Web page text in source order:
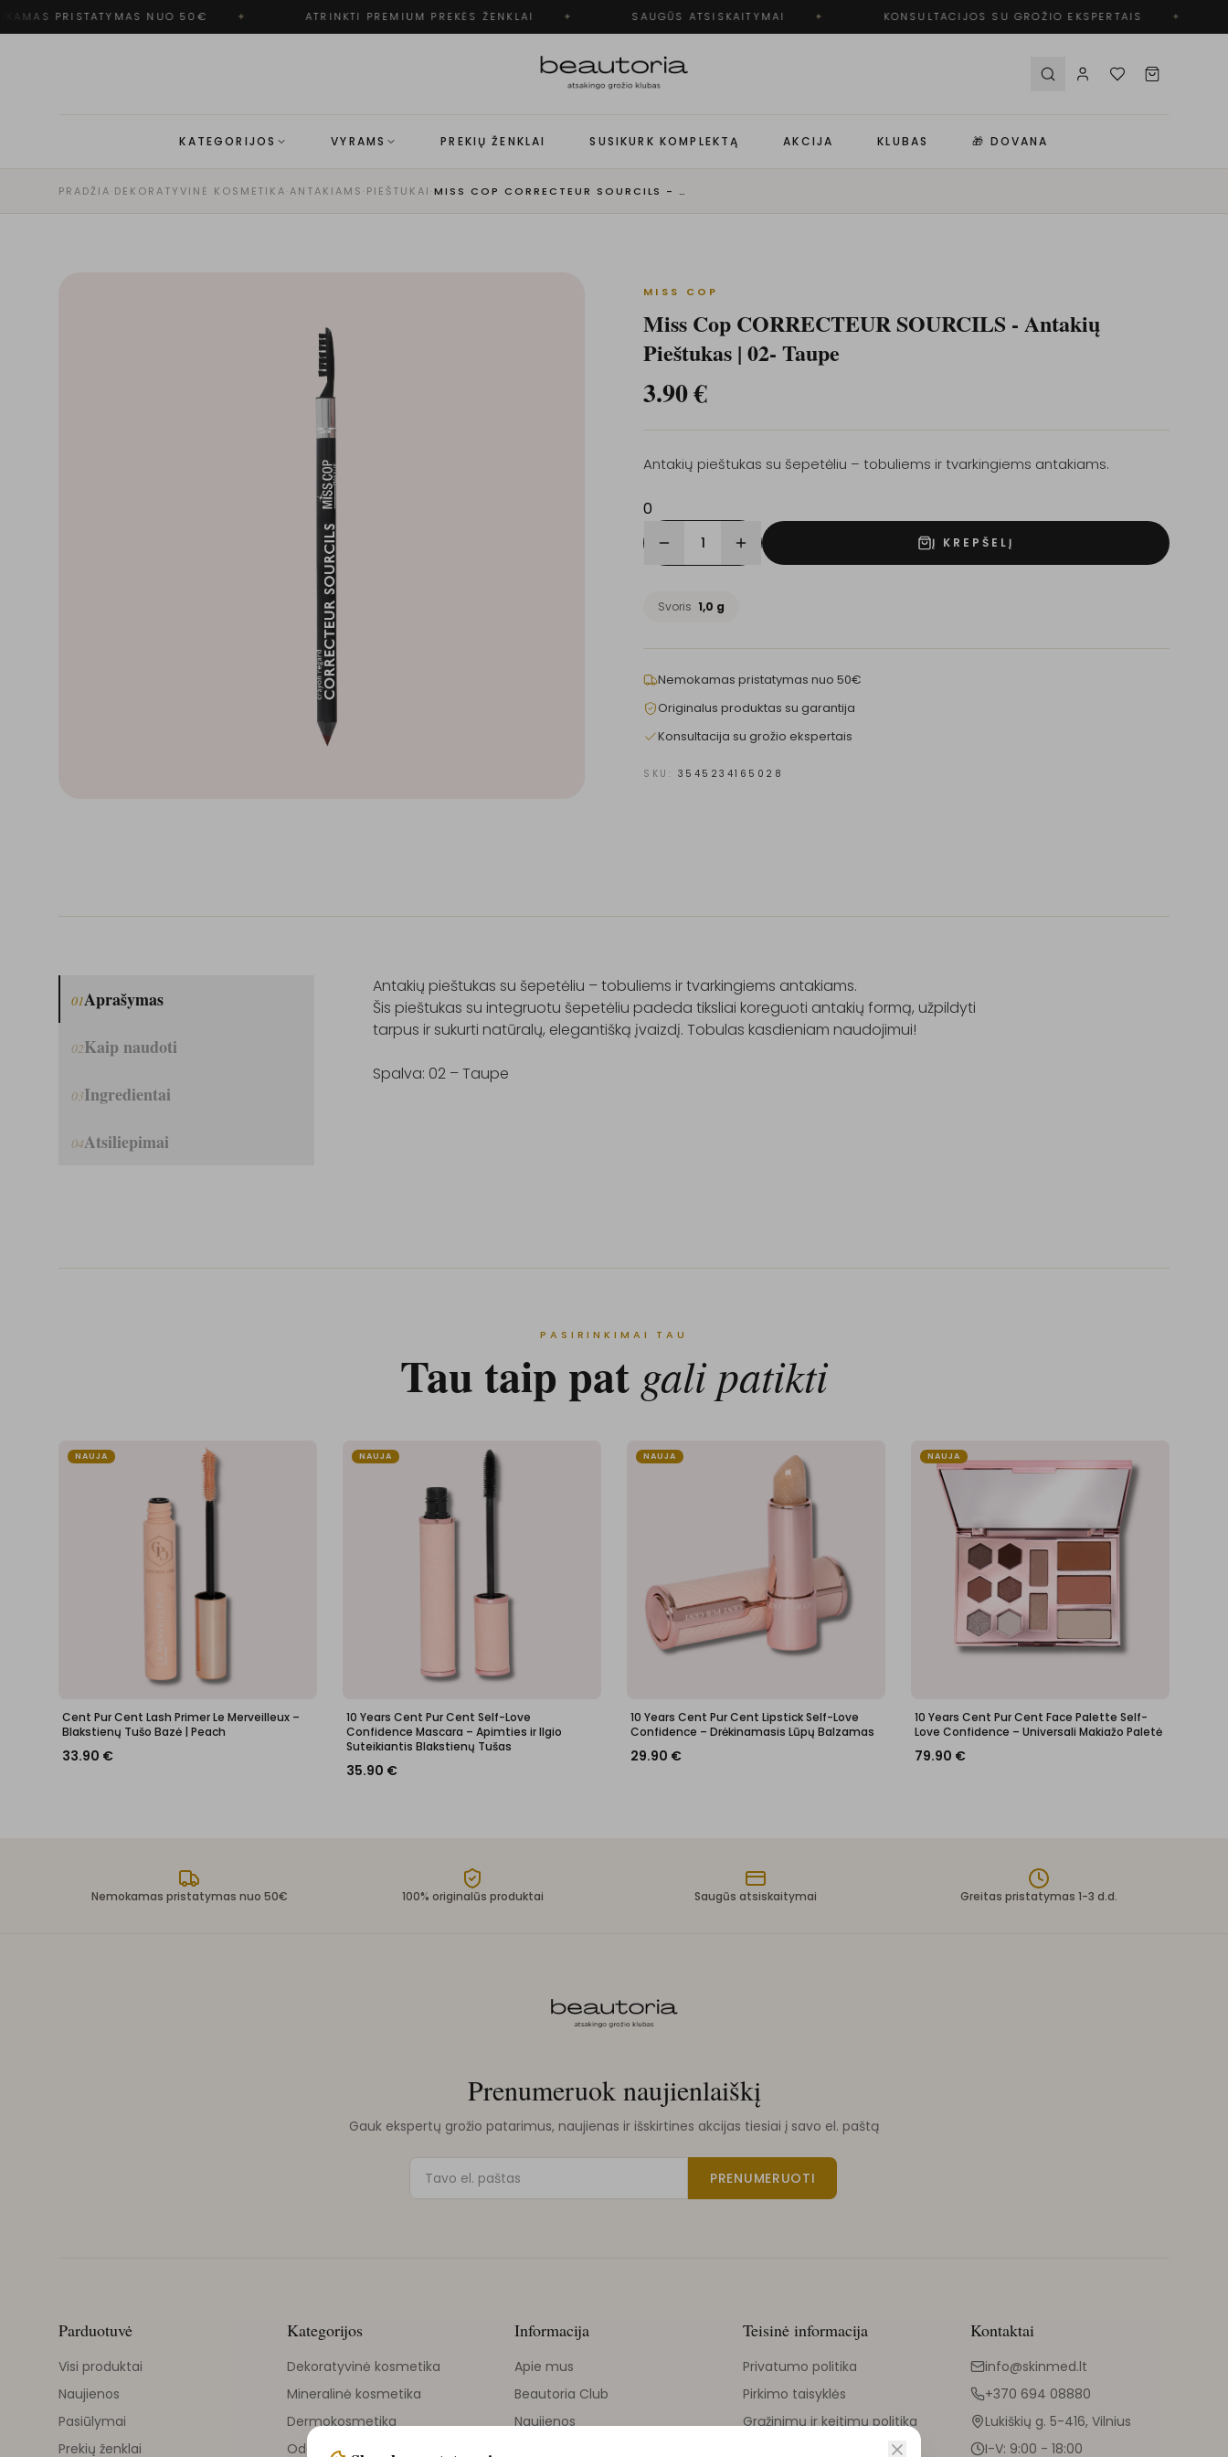
PRISTATYMAS NUO 50€ ATRINKTI PREMIUM PREKĖS ŽENKLAI SAUGŪS ATSISKAITYMAI KONSULTACIJOS SU GROŽIO EKSPERTAIS
KATEGORIJOS VYRAMS PREKIŲ ŽENKLAI SUSIKURK KOMPLEKTĄ AKCIJA KLUBAS 🎁 DOVANA
PRADŽIA·DEKORATYVINĖ KOSMETIKA·ANTAKIAMS ·PIEŠTUKAI · MISS COP CORRECTEUR SOURCILS - ANTAKIŲ PIEŠTUKAS | 02- TAUPE
MISS COP
Miss Cop CORRECTEUR SOURCILS - Antakių
Pieštukas | 02- Taupe
3.90€
Antakių pieštukas su šepetėliu – tobuliems ir tvarkingiems antakiams.
0
1 Į KREPŠELĮ
Svoris 1,0 g
Nemokamas pristatymas nuo 50€
Originalus produktas su garantija
Konsultacija su grožio ekspertais
SKU: 3545234165028
01Aprašymas
02Kaip naudoti
03Ingredientai
04Atsiliepimai
Antakių pieštukas su šepetėliu – tobuliems ir tvarkingiems antakiams.
Šis pieštukas su integruotu šepetėliu padeda tiksliai koreguoti antakių formą, užpildyti
tarpus ir sukurti natūralų, elegantišką įvaizdį. Tobulas kasdieniam naudojimui!
Spalva: 02 – Taupe
PASIRINKIMAI TAU
Tau taip pat gali patikti
NAUJA
Cent Pur Cent Lash Primer Le Merveilleux –
Blakstienų Tušo Bazė | Peach
33.90 €
NAUJA
10 Years Cent Pur Cent Self-Love
Confidence Mascara – Apimties ir Ilgio
Suteikiantis Blakstienų Tušas
35.90 €
NAUJA
10 Years Cent Pur Cent Lipstick Self-Love
Confidence – Drėkinamasis Lūpų Balzamas
29.90 €
NAUJA
10 Years Cent Pur Cent Face Palette Self-
Love Confidence – Universali Makiažo Paletė
79.90 €
Nemokamas pristatymas nuo 50€ 100% originalūs produktai Saugūs atsiskaitymai Greitas pristatymas 1-3 d.d.
Prenumeruok naujienlaiškį
Gauk ekspertų grožio patarimus, naujienas ir išskirtines akcijas tiesiai į savo el. paštą
PRENUMERUOTI
Parduotuvė
Visi produktai
Naujienos
Pasiūlymai
Prekių ženklai
Kategorijos
Dekoratyvinė kosmetika
Mineralinė kosmetika
Dermokosmetika
Odos priežiūra
Informacija
Apie mus
Beautoria Club
Naujienos
Teisinė informacija
Privatumo politika
Pirkimo taisyklės
Grąžinimų ir keitimų politika
Kontaktai
info@skinmed.lt
+370 694 08880
Lukiškių g. 5-416, Vilnius
I-V: 9:00 - 18:00